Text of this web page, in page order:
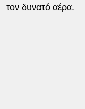
τον δυνατό αέρα.